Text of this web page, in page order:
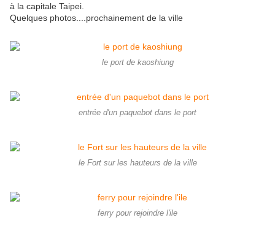
à la capitale Taipei.
Quelques photos....prochainement de la ville
le port de kaoshiung
entrée d'un paquebot dans le port
le Fort sur les hauteurs de la ville
ferry pour rejoindre l'ile